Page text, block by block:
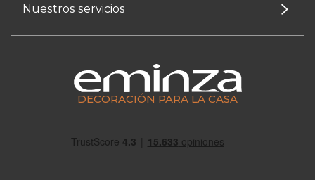
Nuestros servicios
DECORACIÓN PARA LA CASA